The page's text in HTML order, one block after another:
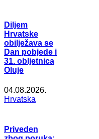
Diljem
Hrvatske
obilježava se
Dan pobjede i
31. obljetnica
Oluje
04.08.2026.
Hrvatska
Priveden